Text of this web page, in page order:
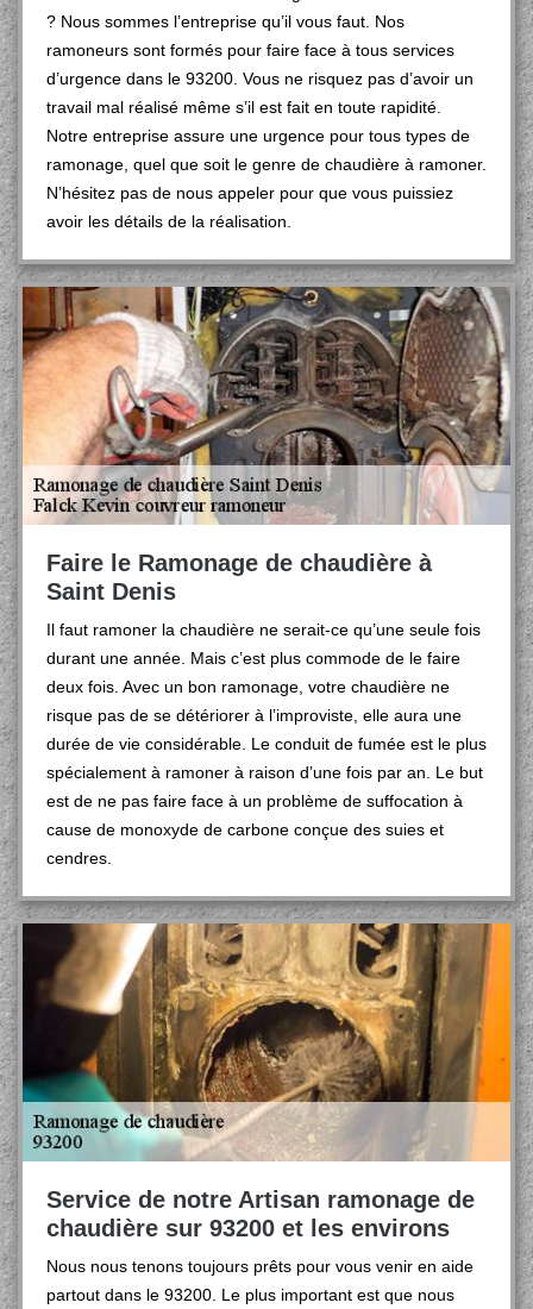
? Nous sommes l’entreprise qu’il vous faut. Nos
ramoneurs sont formés pour faire face à tous services
d’urgence dans le 93200. Vous ne risquez pas d’avoir un
travail mal réalisé même s’il est fait en toute rapidité.
Notre entreprise assure une urgence pour tous types de
ramonage, quel que soit le genre de chaudière à ramoner.
N’hésitez pas de nous appeler pour que vous puissiez
avoir les détails de la réalisation.
Faire le Ramonage de chaudière à
Saint Denis
Il faut ramoner la chaudière ne serait-ce qu’une seule fois
durant une année. Mais c’est plus commode de le faire
deux fois. Avec un bon ramonage, votre chaudière ne
risque pas de se détériorer à l’improviste, elle aura une
durée de vie considérable. Le conduit de fumée est le plus
spécialement à ramoner à raison d’une fois par an. Le but
est de ne pas faire face à un problème de suffocation à
cause de monoxyde de carbone conçue des suies et
cendres.
Service de notre Artisan ramonage de
chaudière sur 93200 et les environs
Nous nous tenons toujours prêts pour vous venir en aide
partout dans le 93200. Le plus important est que nous